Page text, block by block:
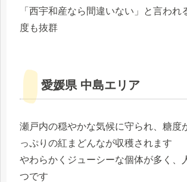
「西宇和産なら間違いない」と言われ
度も抜群
愛媛県 中島エリア
瀬戸内の穏やかな気候に守られ、糖度
っぷりの紅まどんなが収穫されます
やわらかくジューシーな個体が多く、
つです